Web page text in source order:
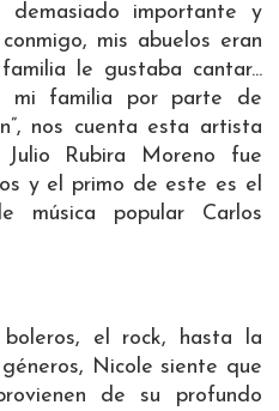
demasiado importante y
mis abuelos eran
le gustaba cantar...
mi familia por parte de
nos cuenta esta artista
Rubira Moreno fue
y el primo de este es el
música popular Carlos
el rock, hasta la
Nicole siente que
de su profundo